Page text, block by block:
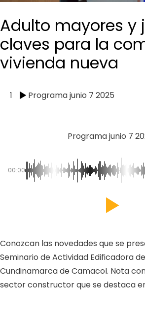
Adulto mayores y
claves para la
vivienda nueva
1 Programa junio 7 2025
Programa junio 7
00:00
Conozcan las novedades que se
Seminario de Actividad Edificadora
Cundinamarca de Camacol. Nota
sector constructor que se destaca